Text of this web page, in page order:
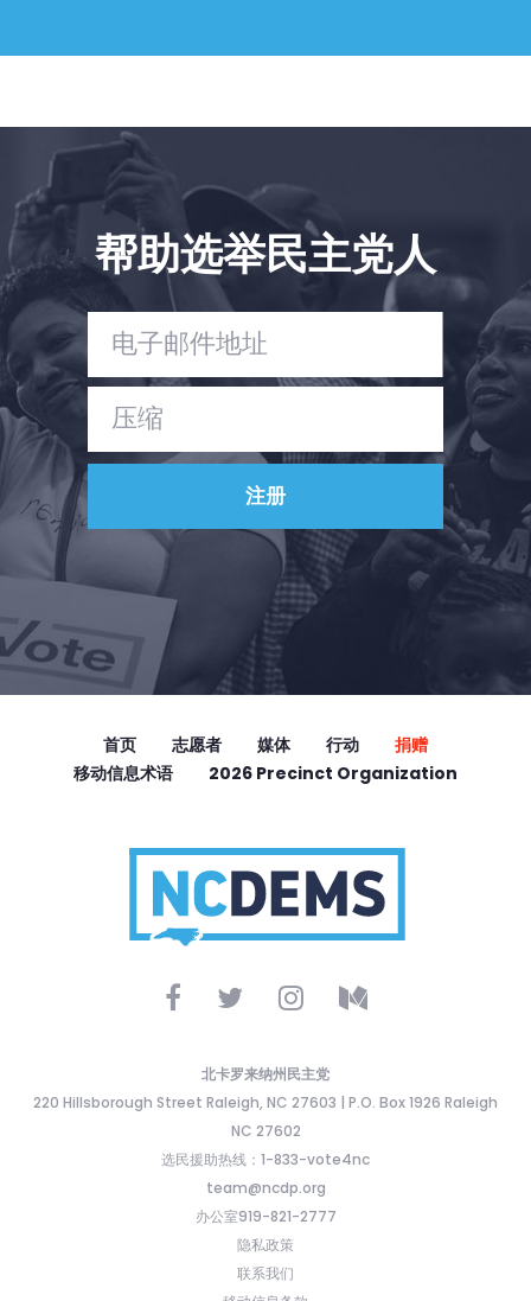
Shop
与我们合作
您的派对
行动
Vote
捐赠
帮助选举民主党人
首页 志愿者 媒体 行动
捐赠
移动信息术语
2026 Precinct Organization
北卡罗来纳州民主党
220 Hillsborough Street Raleigh, NC 27603 | P.O. Box 1926 Raleigh
NC 27602
选民援助热线：1-833-vote4nc
team@ncdp.org
办公室919-821-2777
隐私政策
联系我们